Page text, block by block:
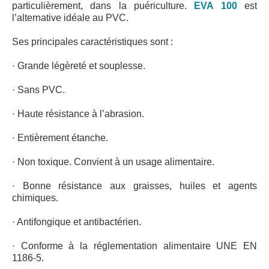
particulièrement, dans la puériculture.
EVA 100est
l’alternative idéale au PVC.
Ses principales caractéristiques sont :
· Grande légèreté et souplesse.
· Sans PVC.
· Haute résistance à l’abrasion.
· Entièrement étanche.
· Non toxique. Convient à un usage alimentaire.
· Bonne résistance aux graisses, huiles et agents
chimiques.
· Antifongique et antibactérien.
· Conforme à la réglementation alimentaire UNE EN
1186-5.